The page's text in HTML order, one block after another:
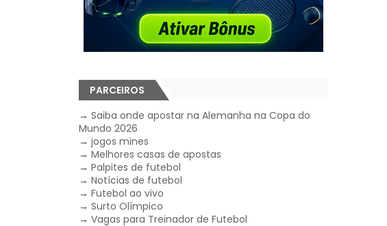
PARCEIROS
→Saiba onde apostar na Alemanha na Copa do
Mundo 2026
→jogos mines
→Melhores casas de apostas
→Palpites de futebol
→Notícias de futebol
→Futebol ao vivo
→Surto Olímpico
→Vagas para Treinador de Futebol